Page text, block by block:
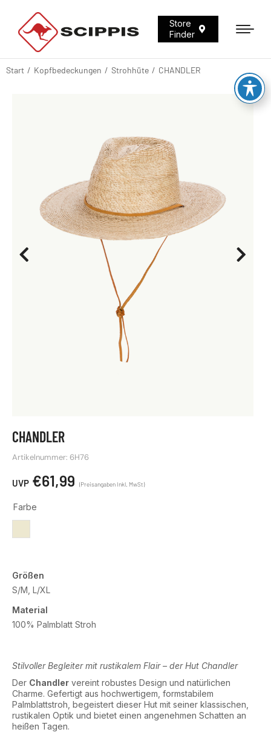
Store
Finder
Sie befinden sich hier:
Start Kopfbedeckungen Strohhüte CHANDLER
CHANDLER
Artikelnummer: 6H76
€61,99
Farbe
Größen
S/M, L/XL
Material
100% Palmblatt Stroh
Stilvoller Begleiter mit rustikalem Flair – der Hut Chandler
Der Chandler vereint robustes Design und natürlichen
Charme. Gefertigt aus hochwertigem, formstabilem
Palmblattstroh, begeistert dieser Hut mit seiner klassischen,
rustikalen Optik und bietet einen angenehmen Schatten an
heißen Tagen.